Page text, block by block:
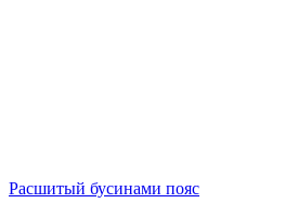
Расшитый бусинами пояс